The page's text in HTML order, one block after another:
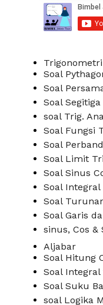
Trigonometri
Soal
Soal
Soal
soal Trig.
Soal Fungsi
Soal
Soal Limit
Soal Sinus
Soal Integral
Soal
Soal Garis
sinus, Cos &
Aljabar
Soal Hitung
Soal
Soal Suku
soal Logika